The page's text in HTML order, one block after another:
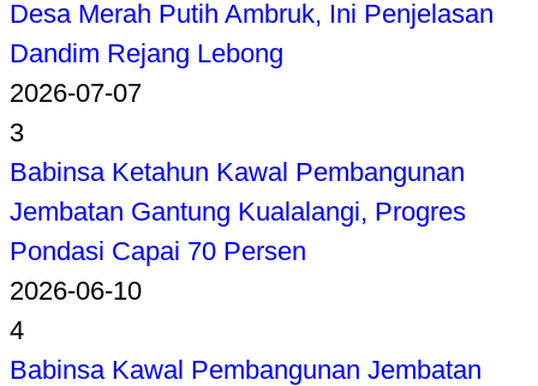
Desa Merah Putih Ambruk, Ini Penjelasan
Dandim Rejang Lebong
2026-07-07
3
Babinsa Ketahun Kawal Pembangunan
Jembatan Gantung Kualalangi, Progres
Pondasi Capai 70 Persen
2026-06-10
4
Babinsa Kawal Pembangunan Jembatan